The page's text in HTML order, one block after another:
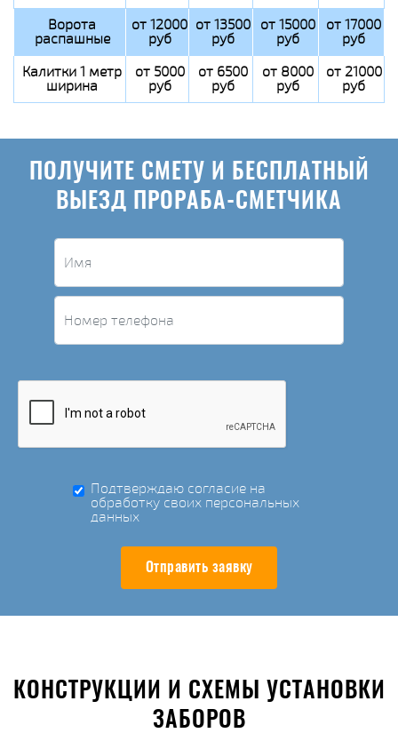
Ворота
распашные
от 12000
руб
от 13500
руб
от 15000
руб
от 17000
руб
Калитки 1 метр
ширина
от 5000
руб
от 6500
руб
от 8000
руб
от 21000
руб
ПОЛУЧИТЕ СМЕТУ И БЕСПЛАТНЫЙ
ВЫЕЗД ПРОРАБА-СМЕТЧИКА
Подтверждаю согласие на
обработку своих персональных
данных
Отправить заявку
КОНСТРУКЦИИ И СХЕМЫ УСТАНОВКИ
ЗАБОРОВ